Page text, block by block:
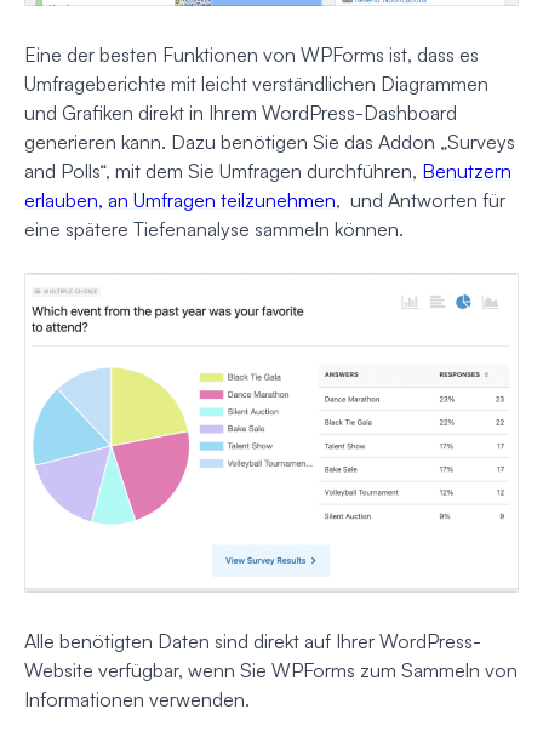
Eine der besten Funktionen von WPForms ist, dass es
Umfrageberichte mit leicht verständlichen Diagrammen
und Grafiken direkt in Ihrem WordPress-Dashboard
generieren kann. Dazu benötigen Sie das Addon „Surveys
and Polls“, mit dem Sie Umfragen durchführen, Benutzern
erlauben, an Umfragen teilzunehmen, und Antworten für
eine spätere Tiefenanalyse sammeln können.
Alle benötigten Daten sind direkt auf Ihrer WordPress-
Website verfügbar, wenn Sie WPForms zum Sammeln von
Informationen verwenden.